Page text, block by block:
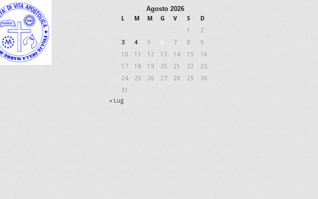
Agosto 2026
L M M G V S
D
1
2
3
4 5 6 7 8
9
10
11 12 13 14 15
16
17
18 19 20 21 22
23
24
25 26 27 28 29
30
31
« Lug